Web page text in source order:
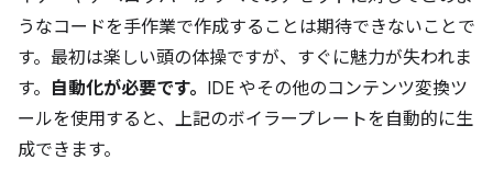
うなコードを手作業で作成することは期待できないことで
す。最初は楽しい頭の体操ですが、すぐに魅力が失われま
す。 自動化が必要です。 IDE やその他のコンテンツ変換ツ
ールを使用すると、上記のボイラープレートを自動的に生
成できます。